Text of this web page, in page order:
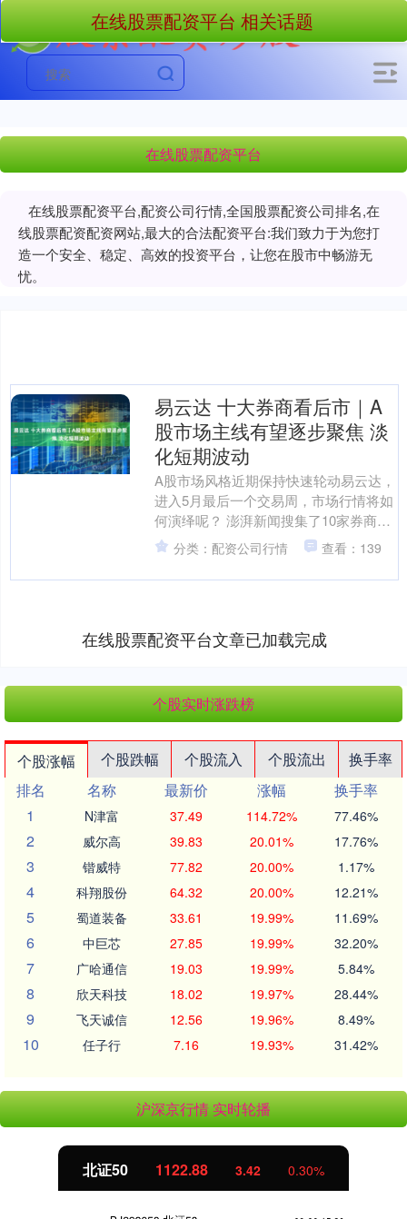
在线股票配资平台
在线股票配资平台,配资公司行情,全国股票配资公司排名,在
线股票配资配资网站,最大的合法配资平台:我们致力于为您打
造一个安全、稳定、高效的投资平台，让您在股市中畅游无
忧。
在线股票配资平台 相关话题
易云达 十大券商看后市｜A
股市场主线有望逐步聚焦 淡
化短期波动
A股市场风格近期保持快速轮动易云达，
进入5月最后一个交易周，市场行情将如
何演绎呢？ 澎湃新闻搜集了10家券商的
观点，大部分券商认为，短期主要变化
是美国不确定性重....
分类：配资公司行情 查看：139
在线股票配资平台文章已加载完成
个股实时涨跌榜
个股涨幅 个股跌幅 个股流入 个股流出
换手率
排名
名称 最新价 涨幅
换手率
1
N津富 37.49 114.72% 77.46%
2 威尔高 39.83 20.01% 17.76%
3 锴威特 77.82 20.00% 1.17%
4 科翔股份 64.32 20.00% 12.21%
5 蜀道装备 33.61 19.99% 11.69%
6 中巨芯 27.85 19.99% 32.20%
7 广哈通信 19.03 19.99% 5.84%
8 欣天科技 18.02 19.97% 28.44%
9 飞天诚信 12.56 19.96% 8.49%
10 任子行 7.16 19.93% 31.42%
沪深京行情 实时轮播
北证50 1122.88 3.42 0.30%